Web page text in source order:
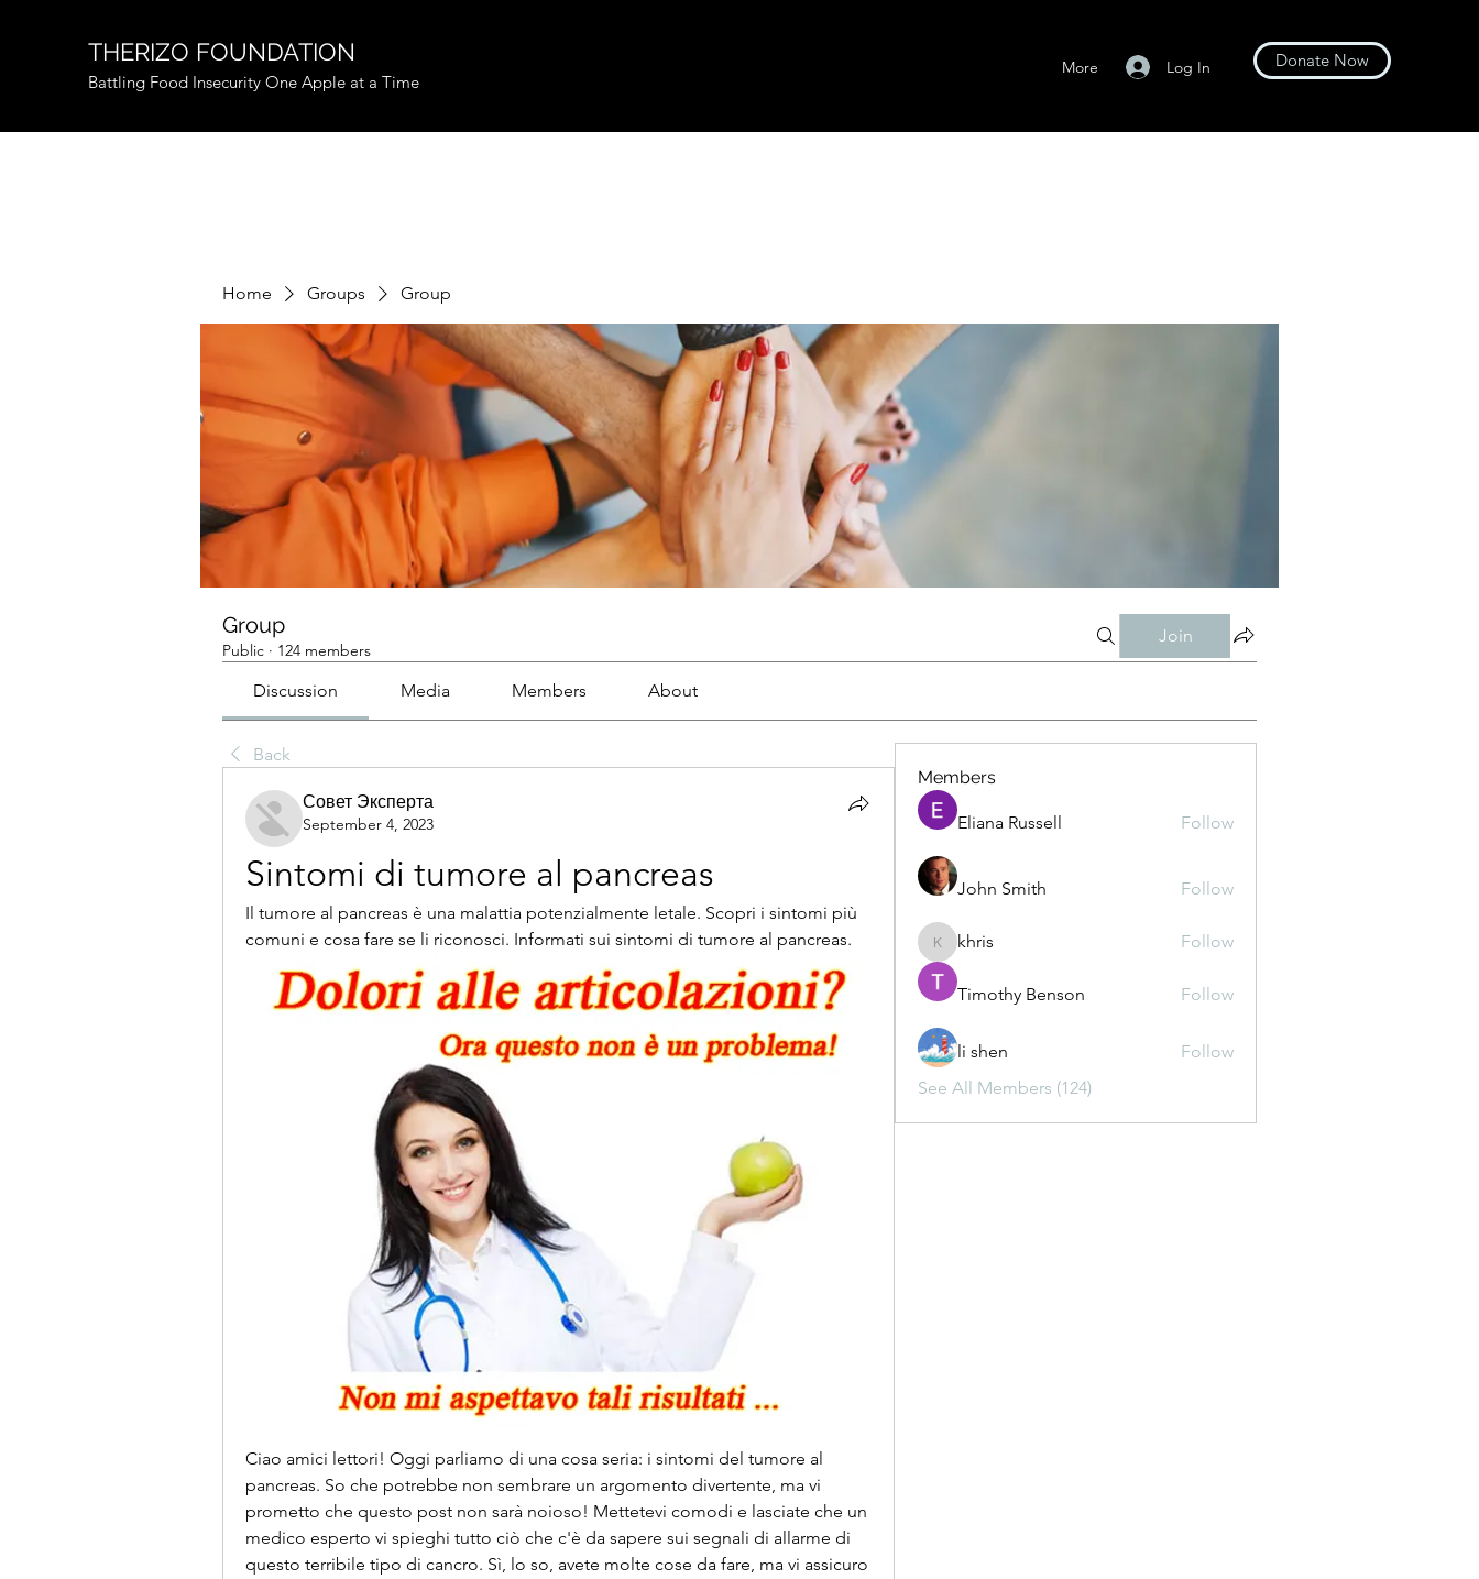
THERIZO FOUNDATION
Battling Food Insecurity One Apple at a Time
Log In
More Donate Now
Home Groups Group
Group
Public · 124 members
Join
Discussion Media Members About
Back
Совет Эксперта
September 4, 2023
Sintomi di tumore al pancreas
Il tumore al pancreas è una malattia potenzialmente letale. Scopri i sintomi più
comuni e cosa fare se li riconosci. Informati sui sintomi di tumore al pancreas.
Ciao amici lettori! Oggi parliamo di una cosa seria: i sintomi del tumore al
pancreas. So che potrebbe non sembrare un argomento divertente, ma vi
prometto che questo post non sarà noioso! Mettetevi comodi e lasciate che un
medico esperto vi spieghi tutto ciò che c'è da sapere sui segnali di allarme di
questo terribile tipo di cancro. Sì, lo so, avete molte cose da fare, ma vi assicuro
Members
Eliana Russell Follow
John Smith Follow
khris
khris Follow
Timothy Benson Follow
li shen
Follow
See All Members (124)